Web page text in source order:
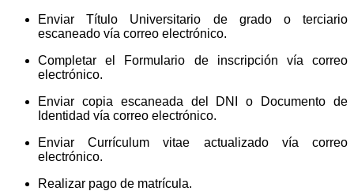
Enviar Título Universitario de grado o terciario
escaneado vía correo electrónico.
Completar el Formulario de inscripción vía correo
electrónico.
Enviar copia escaneada del DNI o Documento de
Identidad vía correo electrónico.
Enviar Currículum vitae actualizado vía correo
electrónico.
Realizar pago de matrícula.